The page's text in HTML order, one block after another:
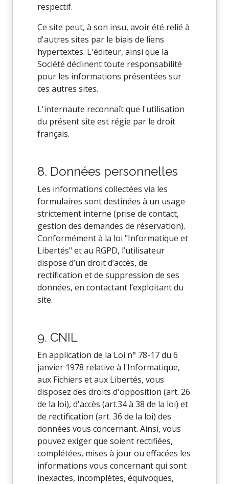
respectif.
Ce site peut, à son insu, avoir été relié à
d'autres sites par le biais de liens
hypertextes. L'éditeur, ainsi que la
Société déclinent toute responsabilité
pour les informations présentées sur
ces autres sites.
L'internaute reconnaît que l'utilisation
du présent site est régie par le droit
français.
8. Données personnelles
Les informations collectées via les
formulaires sont destinées à un usage
strictement interne (prise de contact,
gestion des demandes de réservation).
Conformément à la loi "Informatique et
Libertés" et au RGPD, l’utilisateur
dispose d’un droit d’accès, de
rectification et de suppression de ses
données, en contactant l’exploitant du
site.
9. CNIL
En application de la Loi n° 78-17 du 6
janvier 1978 relative à l'Informatique,
aux Fichiers et aux Libertés, vous
disposez des droits d'opposition (art. 26
de la loi), d'accès (art.34 à 38 de la loi) et
de rectification (art. 36 de la loi) des
données vous concernant. Ainsi, vous
pouvez exiger que soient rectifiées,
complétées, mises à jour ou effacées les
informations vous concernant qui sont
inexactes, incomplètes, équivoques,